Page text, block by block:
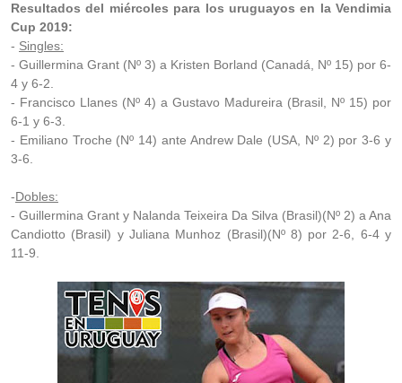
Resultados del miércoles para los uruguayos en la Vendimia
Cup 2019:
- Singles:
- Guillermina Grant (Nº 3) a Kristen Borland (Canadá, Nº 15) por 6-
4 y 6-2.
- Francisco Llanes (Nº 4) a Gustavo Madureira (Brasil, Nº 15) por
6-1 y 6-3.
- Emiliano Troche (Nº 14) ante Andrew Dale (USA, Nº 2) por 3-6 y
3-6.
-Dobles:
- Guillermina Grant y Nalanda Teixeira Da Silva (Brasil)(Nº 2) a Ana
Candiotto (Brasil) y Juliana Munhoz (Brasil)(Nº 8) por 2-6, 6-4 y
11-9.